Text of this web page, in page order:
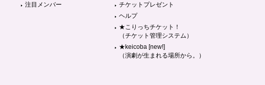
注目メンバー
チケットプレゼント
ヘルプ
★こりっちチケット！
（チケット管理システム）
★keicoba [new!]
（演劇が生まれる場所から。）